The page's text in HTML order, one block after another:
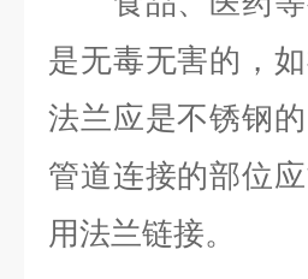
是无毒无害的，
法兰应是不锈钢
管道连接的部位
用法兰链接。